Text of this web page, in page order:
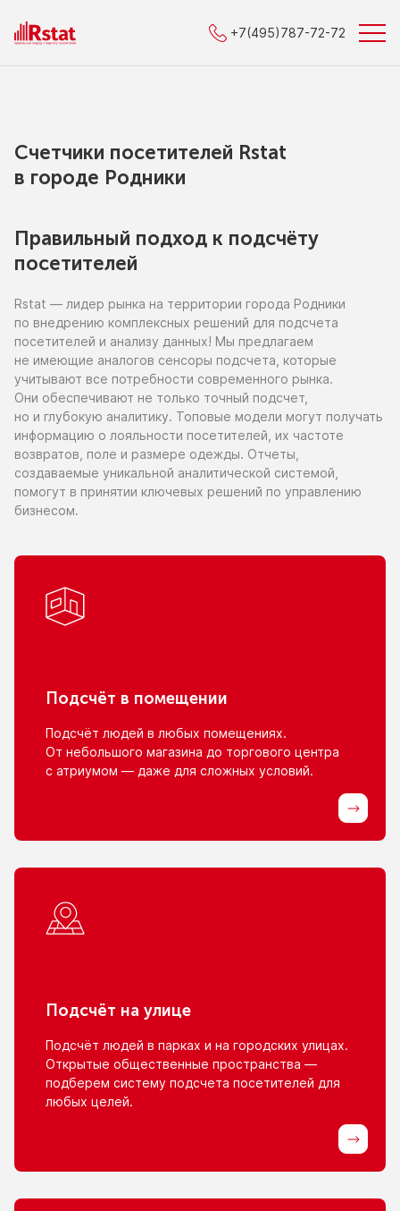
+7(495)787-72-72
Счетчики посетителей Rstat
в городe Родники
Правильный подход к подсчёту
посетителей
Rstat — лидер рынка на территории города Родники
по внедрению комплексных решений для подсчета
посетителей и анализу данных! Мы предлагаем
не имеющие аналогов сенсоры подсчета, которые
учитывают все потребности современного рынка.
Они обеспечивают не только точный подсчет,
но и глубокую аналитику. Топовые модели могут получать
информацию о лояльности посетителей, их частоте
возвратов, поле и размере одежды. Отчеты,
создаваемые уникальной аналитической системой,
помогут в принятии ключевых решений по управлению
бизнесом.
Подсчёт в помещении
Подсчёт людей в любых помещениях.
От небольшого магазина до торгового центра
с атриумом — даже для сложных условий.
Подсчёт на улице
Подсчёт людей в парках и на городских улицах.
Открытые общественные пространства —
подберем систему подсчета посетителей для
любых целей.